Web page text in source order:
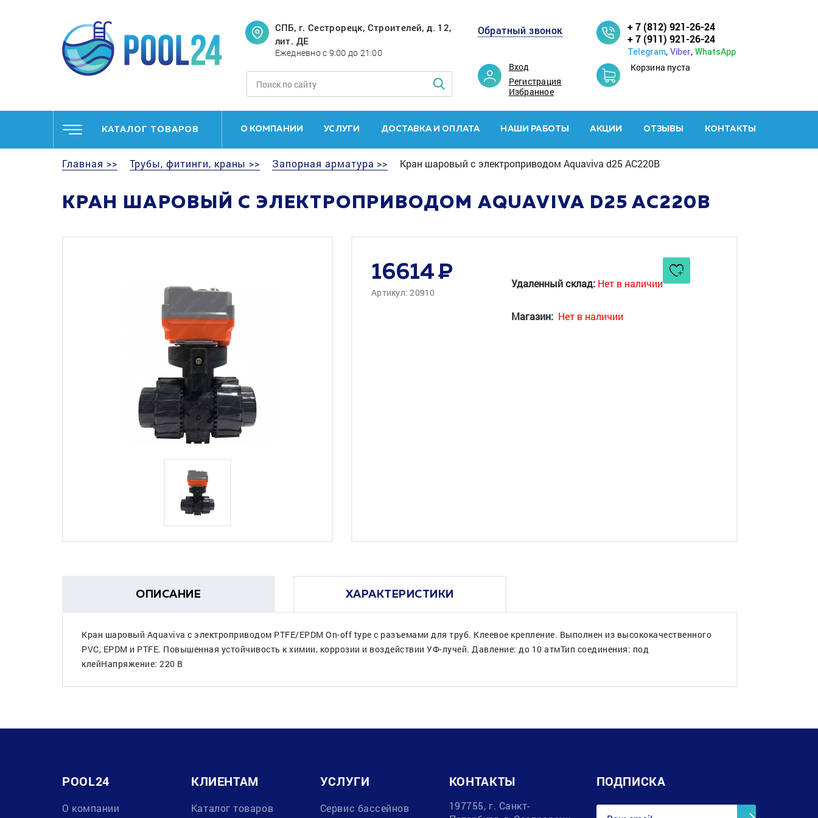
СПБ, г. Сестрорецк, Строителей, д. 12,
лит. ДЕ
Ежедневно с 9:00 до 21:00
Обратный звонок
Вход
Регистрация
Избранное
+ 7 (812) 921-26-24
+ 7 (911) 921-26-24
Telegram, Viber, WhatsApp
Корзина пуста
КАТАЛОГ ТОВАРОВ О КОМПАНИИ УСЛУГИ ДОСТАВКА И ОПЛАТА НАШИ РАБОТЫ АКЦИИ ОТЗЫВЫ КОНТАКТЫ
Главная >> Трубы, фитинги, краны >> Запорная арматура >> Кран шаровый с электроприводом Aquaviva d25 AC220В
КРАН ШАРОВЫЙ С ЭЛЕКТРОПРИВОДОМ AQUAVIVA D25 AC220В
16614
Артикул: 20910
Удаленный склад: Нет в наличии
Магазин: Нет в наличии
ОПИСАНИЕ ХАРАКТЕРИСТИКИ
Кран шаровый Aquaviva с электроприводом PTFE/EPDM On-off type с разъемами для труб. Клеевое крепление. Выполнен из высококачественного
PVC, EPDM и PTFE. Повышенная устойчивость к химии, коррозии и воздействии УФ-лучей. Давление: до 10 атмТип соединения: под
клейНапряжение: 220 В
POOL24
О компании
КЛИЕНТАМ
Каталог товаров
УСЛУГИ
Сервис бассейнов
КОНТАКТЫ
197755, г. Санкт-
ПОДПИСКА